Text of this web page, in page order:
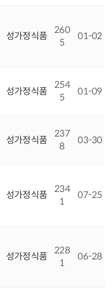
성가정식품
260
5
01-02
성가정식품
254
5
01-09
성가정식품
237
8
03-30
성가정식품
234
1
07-25
성가정식품
228
1
06-28